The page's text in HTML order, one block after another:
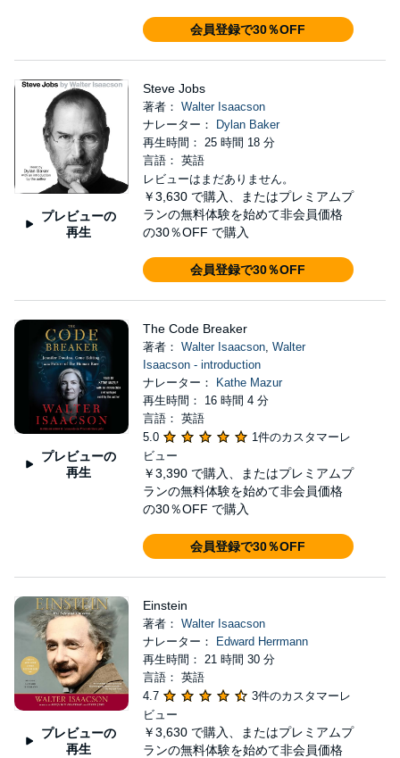
会員登録で30％OFF
プレビューの
再生
Steve Jobs
著者： Walter Isaacson
ナレーター：
Dylan Baker
再生時間： 25 時間 18 分
言語： 英語
レビューはまだありません。
￥3,630 で購入、またはプレミアムプ
ランの無料体験を始めて非会員価格
の30％OFF で購入
会員登録で30％OFF
プレビューの
再生
The Code Breaker
著者： Walter Isaacson, Walter
Isaacson - introduction
ナレーター：
Kathe Mazur
再生時間： 16 時間 4 分
言語： 英語
5.0
1件のカスタマーレ
ビュー
￥3,390 で購入、またはプレミアムプ
ランの無料体験を始めて非会員価格
の30％OFF で購入
会員登録で30％OFF
プレビューの
再生
Einstein
著者： Walter Isaacson
ナレーター：
Edward Herrmann
再生時間： 21 時間 30 分
言語： 英語
4.7
3件のカスタマーレ
ビュー
￥3,630 で購入、またはプレミアムプ
ランの無料体験を始めて非会員価格